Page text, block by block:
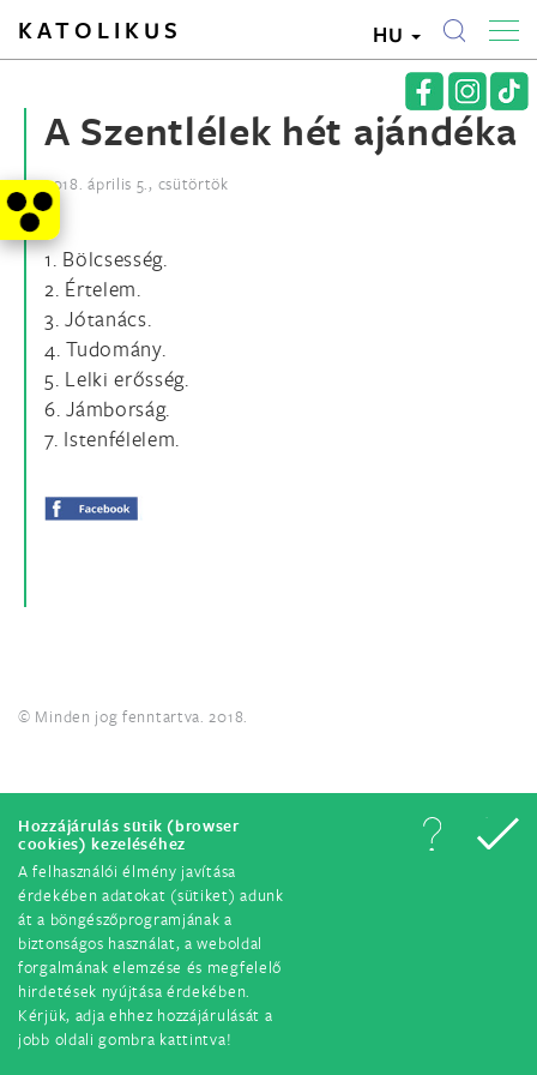
Hozzájárulás sütik (browser
cookies) kezeléséhez
A felhasználói élmény javítása
érdekében adatokat (sütiket) adunk
át a böngészőprogramjának a
biztonságos használat, a weboldal
forgalmának elemzése és megfelelő
hirdetések nyújtása érdekében.
Kérjük, adja ehhez hozzájárulását a
jobb oldali gombra kattintva!
KATOLIKUS HU
A Szentlélek hét ajándéka
2018. április 5., csütörtök
1. Bölcsesség.
2. Értelem.
3. Jótanács.
4. Tudomány.
5. Lelki erősség.
6. Jámborság.
7. Istenfélelem.
© Minden jog fenntartva. 2018.